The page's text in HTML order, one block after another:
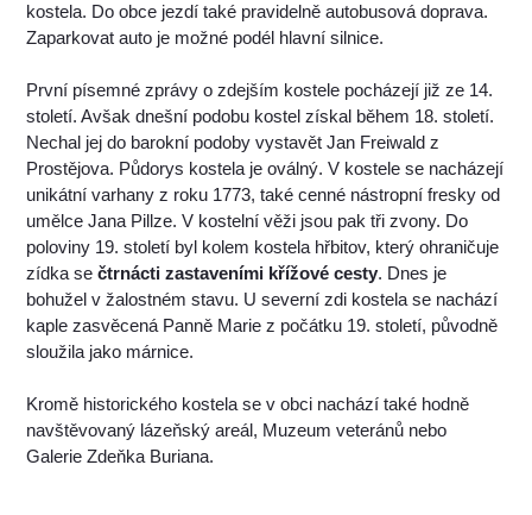
kostela. Do obce jezdí také pravidelně autobusová doprava.
Zaparkovat auto je možné podél hlavní silnice.
První písemné zprávy o zdejším kostele pocházejí již ze 14.
století. Avšak dnešní podobu kostel získal během 18. století.
Nechal jej do barokní podoby vystavět Jan Freiwald z
Prostějova. Půdorys kostela je oválný. V kostele se nacházejí
unikátní varhany z roku 1773, také cenné nástropní fresky od
umělce Jana Pillze. V kostelní věži jsou pak tři zvony. Do
poloviny 19. století byl kolem kostela hřbitov, který ohraničuje
zídka sečtrnácti zastaveními křížové cesty. Dnes je
bohužel v žalostném stavu. U severní zdi kostela se nachází
kaple zasvěcená Panně Marie z počátku 19. století, původně
sloužila jako márnice.
Kromě historického kostela se v obci nachází také hodně
navštěvovaný lázeňský areál, Muzeum veteránů nebo
Galerie Zdeňka Buriana.